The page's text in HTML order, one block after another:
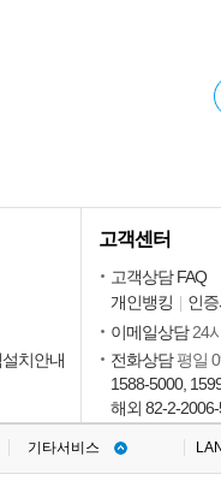
치안내
고객센터
고객상담 FAQ
개인뱅킹
인
이메일상담 24
전화상담평일
1588-5000,
해외 82-2-
기타서비스